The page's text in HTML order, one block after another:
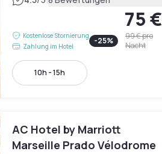
Kostenlose Stornierung
Zahlung im Hotel
75 €
-25% 99 €pro
Nacht
10h - 15h
AC Hotel by Marriott
Marseille Prado Vélodrome